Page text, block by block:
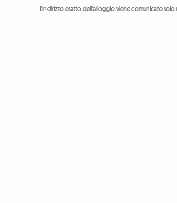
L'indirizzo esatto dell'alloggio viene comunicato